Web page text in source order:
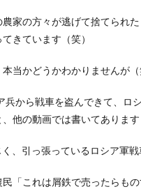
農家の方々が逃げて捨てられ
きています（笑）
当かどうかわかりませんが（
から戦車を盗んできて、ロ
他の動画では書いてあります
、引っ張っているロシア軍戦
「これは屑鉄で売ったらもの